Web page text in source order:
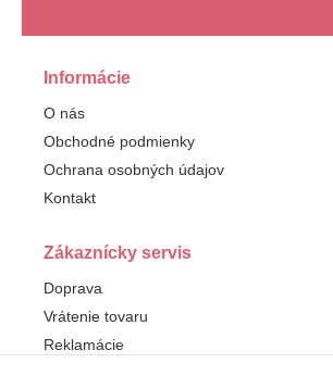
Informácie
O nás
Obchodné podmienky
Ochrana osobných údajov
Kontakt
Zákaznícky servis
Doprava
Vrátenie tovaru
Reklamácie